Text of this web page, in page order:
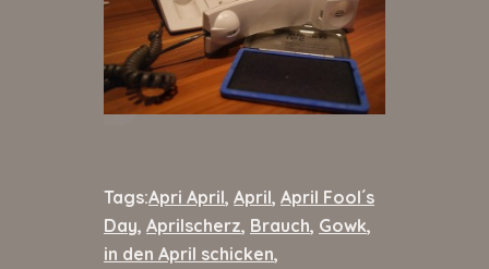
Tags:Apri April, April, April Fool´s
Day, Aprilscherz, Brauch, Gowk,
in den April schicken,